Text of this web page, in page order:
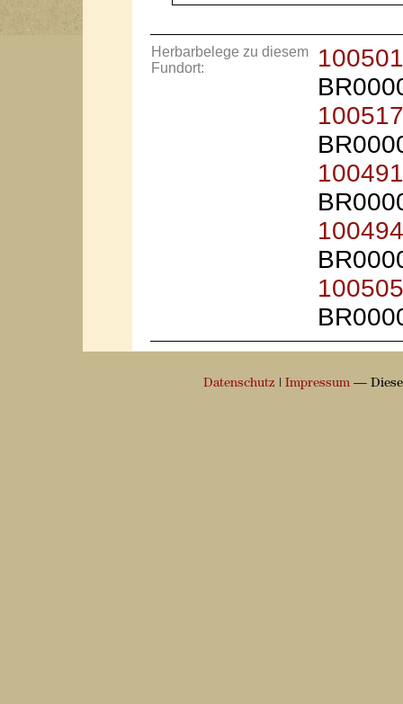
Herbarbelege zu diesem
Fundort:
100501
100517
100491
100494
100505
Datenschutz Impressum— Diese